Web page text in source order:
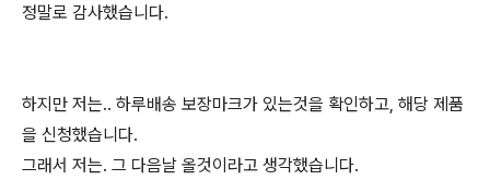
정말로 감사했습니다.
하지만 저는.. 하루배송 보장마크가 있는것을 확인하고, 해당 제품
을 신청했습니다.
그래서 저는. 그 다음날 올것이라고 생각했습니다.